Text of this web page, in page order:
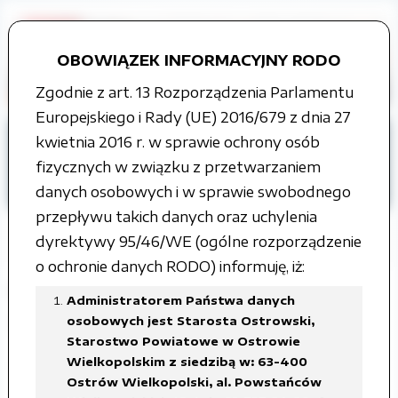
OBOWIĄZEK INFORMACYJNY RODO
Zgodnie z art. 13 Rozporządzenia Parlamentu
Europejskiego i Rady (UE) 2016/679 z dnia 27
kwietnia 2016 r. w sprawie ochrony osób
fizycznych w związku z przetwarzaniem
danych osobowych i w sprawie swobodnego
przepływu takich danych oraz uchylenia
dyrektywy 95/46/WE (ogólne rozporządzenie
o ochronie danych RODO) informuję, iż:
Administratorem Państwa danych
osobowych jest Starosta Ostrowski,
Starostwo Powiatowe w Ostrowie
Wielkopolskim z siedzibą w: 63-400
Ostrów Wielkopolski, al. Powstańców
Strona główna
Jak załatwić sprawę
Wydział Edukacji, Kultury i Sportu
Organizacje pozarządowe
EWIDENCJA STOWARZYSZEŃ
ZWYKŁYCH
Ewidencja stowarzyszeń zwykłych
działających na terenie powiatu ostrowskiego